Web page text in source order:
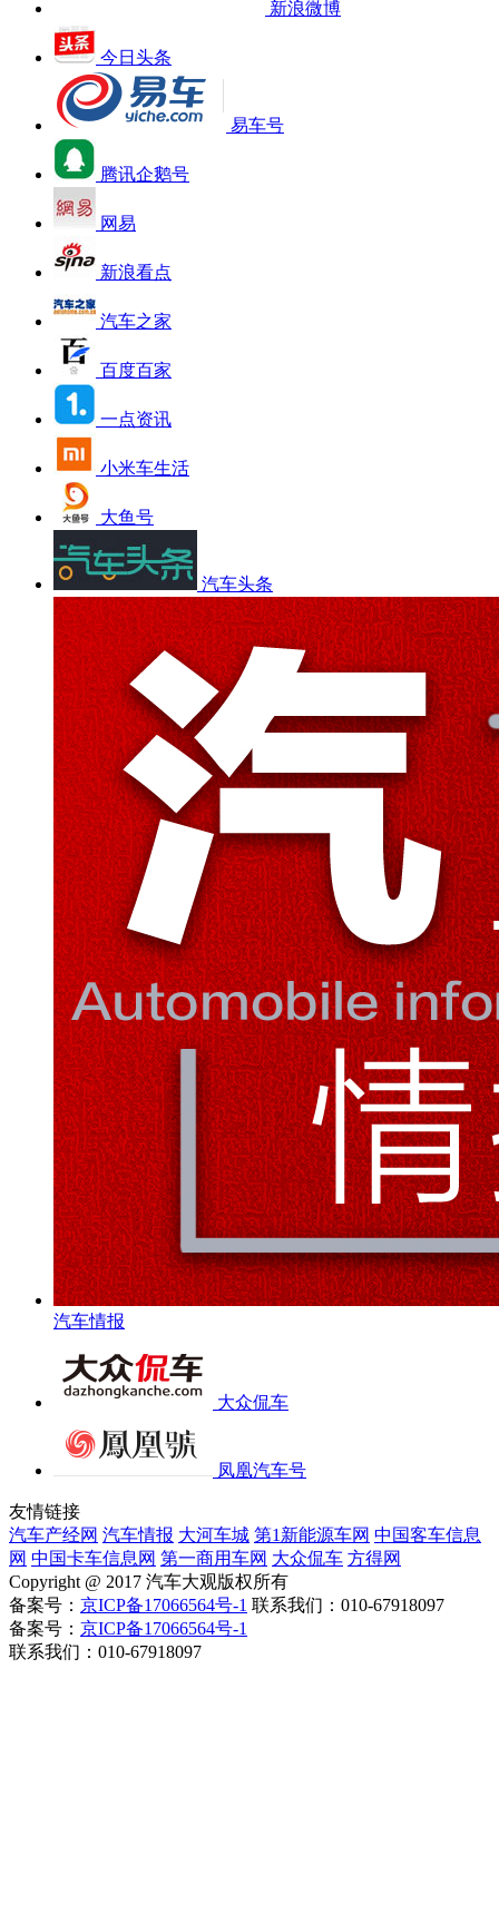
新浪微博
今日头条
易车号
腾讯企鹅号
网易
新浪看点
汽车之家
百度百家
一点资讯
小米车生活
大鱼号
汽车头条
汽车情报
大众侃车
凤凰汽车号
友情链接
汽车产经网 汽车情报 大河车城 第1新能源车网 中国客车信息
网 中国卡车信息网 第一商用车网 大众侃车 方得网
Copyright @ 2017 汽车大观版权所有
备案号： 京ICP备17066564号-1 联系我们：010-67918097
备案号： 京ICP备17066564号-1
联系我们：010-67918097